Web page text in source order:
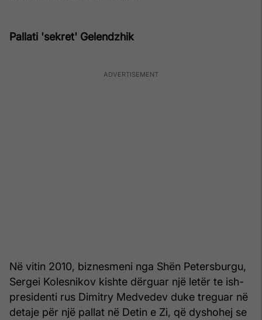
Pallati 'sekret' Gelendzhik
Në vitin 2010, biznesmeni nga Shën Petersburgu,
Sergei Kolesnikov kishte dërguar një letër te ish-
presidenti rus Dimitry Medvedev duke treguar në
detaje për një pallat në Detin e Zi, që dyshohej se